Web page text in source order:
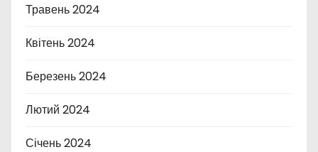
Травень 2024
Квітень 2024
Березень 2024
Лютий 2024
Січень 2024